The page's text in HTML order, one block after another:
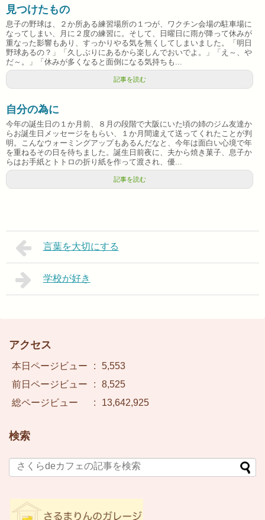
見つけたもの
息子の野球は、２か所ある練習場所の１つが、ワクチン会場の駐車場に
なってしまい、月に２度の練習に。そして、日曜日に雨が降って休みが
重なった影響もあり、すっかりやる気を無くしてしまいました。「明日
野球あるの？」「久しぶりにあるから楽しんでおいでよ。」「え～、や
だ～。」「休みが多くなると面倒になる気持ちも...
記事を読む
自分の為に
今年の誕生日の１か月前、８月の段階で大阪にいた頃の姉のジム友達か
らお誕生日メッセージをもらい、１か月間違えて送ってくれたことが判
明。こんなウォーミングアップもあるんだなと、今年は面白い心境で年
を重ねるその日を待ちました。誕生日前夜に、夫から焼き菓子、息子か
らはお手紙とトトロの折り紙を作って渡され、優...
記事を読む
言葉を大切にする
学校が好き
アクセス
本日ページビュー :
5,553
前日ページビュー
:
8,525
総ページビュー
: 13,642,925
検索